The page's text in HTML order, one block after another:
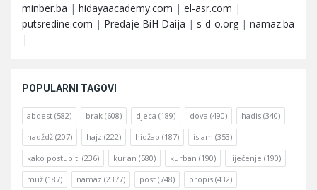
minber.ba | hidayaacademy.com | el-asr.com |
putsredine.com | Predaje BiH Daija | s-d-o.org | namaz.ba
|
POPULARNI TAGOVI
abdest (582) brak (608) djeca (189) dova (490) hadis (340)
hadždž (207) hajz (222) hidžab (187) islam (353)
kako postupiti (236) kur'an (580) kurban (190) liječenje (190)
muž (187) namaz (2377) post (748) propis (432)